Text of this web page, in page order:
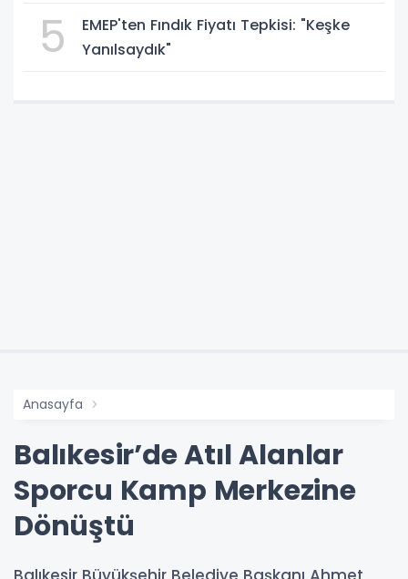
5
EMEP'ten Fındık Fiyatı Tepkisi: "Keşke
Yanılsaydık"
Anasayfa
Balıkesir’de Atıl Alanlar
Sporcu Kamp Merkezine
Dönüştü